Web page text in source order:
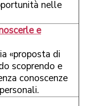
nelle
e
«proposta di
scoprendo e
conoscenze